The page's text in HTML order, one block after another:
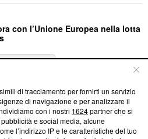
con l’Unione Europea nella lotta
trasparenti su Blasting
e su come ci impegniamo a
afferma la nostra aderenza a
Blasting News non è
di tracciamento per fornirti un servizio
di navigazione e per analizzare il
con i nostri 1624partner che si
e social media, alcune
l’indirizzo IP e le caratteristiche del tuo